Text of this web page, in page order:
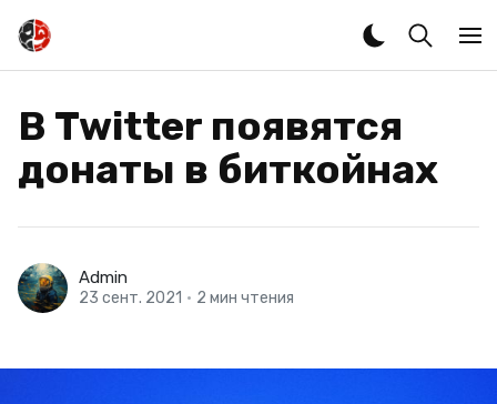
В Twitter появятся
донаты в биткойнах
Admin
23 сент. 2021 • 2 мин чтения